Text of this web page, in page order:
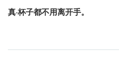
真·杯子都不用离开手。